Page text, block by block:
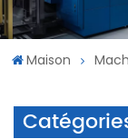
Maison